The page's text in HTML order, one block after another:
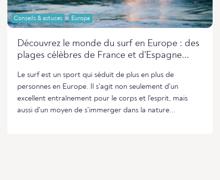
Conseils & astuces Europa
Découvrez le monde du surf en Europe : des
plages célèbres de France et d'Espagne...
Le surf est un sport qui séduit de plus en plus de
personnes en Europe. Il s'agit non seulement d'un
excellent entraînement pour le corps et l'esprit, mais
aussi d'un moyen de s'immerger dans la nature...